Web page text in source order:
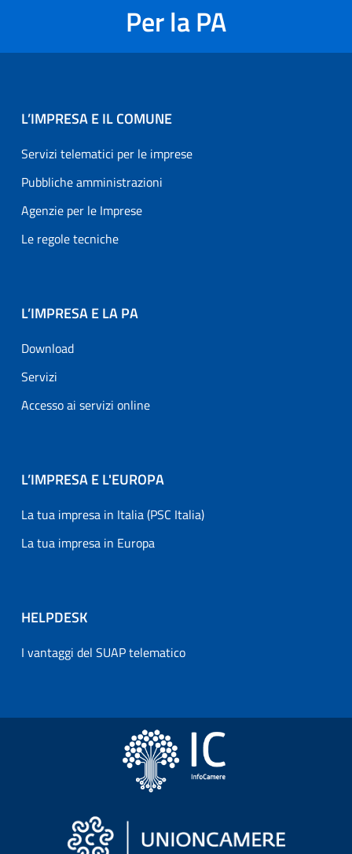
Per la PA
L’IMPRESA E IL COMUNE
Servizi telematici per le imprese
Pubbliche amministrazioni
Agenzie per le Imprese
Le regole tecniche
L’IMPRESA E LA PA
Download
Servizi
Accesso ai servizi online
L’IMPRESA E L'EUROPA
La tua impresa in Italia (PSC Italia)
La tua impresa in Europa
HELPDESK
I vantaggi del SUAP telematico